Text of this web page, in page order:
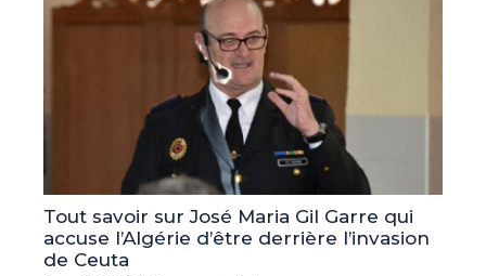
Tout savoir sur José Maria Gil Garre qui
accuse l’Algérie d’être derrière l’invasion
de Ceuta